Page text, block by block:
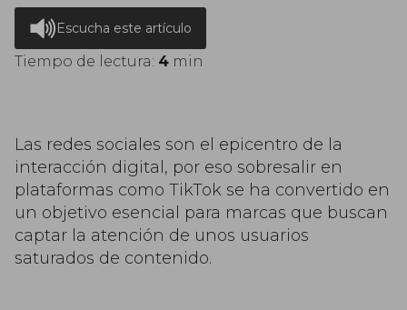
Escucha este artículo
Tiempo de lectura: 4 min
Las redes sociales son el epicentro de la
interacción digital, por eso sobresalir en
plataformas como TikTok se ha convertido en
un objetivo esencial para marcas que buscan
captar la atención de unos usuarios
saturados de contenido.